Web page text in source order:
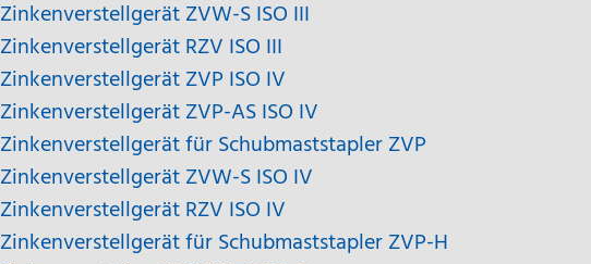
Zinkenverstellgerät ZVW-S ISO III
Zinkenverstellgerät RZV ISO III
Zinkenverstellgerät ZVP ISO IV
Zinkenverstellgerät ZVP-AS ISO IV
Zinkenverstellgerät für Schubmaststapler ZVP
Zinkenverstellgerät ZVW-S ISO IV
Zinkenverstellgerät RZV ISO IV
Zinkenverstellgerät für Schubmaststapler ZVP-H